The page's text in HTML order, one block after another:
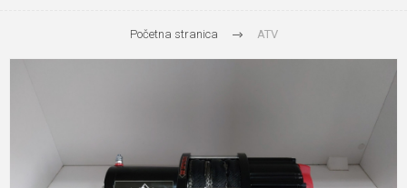
Početna stranica ATV